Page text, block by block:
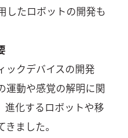
したロボットの開発も
ックデバイスの開発
運動や感覚の解明に関
進化するロボットや移
ました。